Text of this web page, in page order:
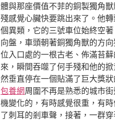
體與那座價值不菲的銅製獨角
殘感覺心臟快要跳出來了。他
個異類，它的三號車位始終空
向盤，車頭朝著銅獨角獸的方
位入口處的一根古老、佈滿苔
來，瞬間吞噬了何手殘和他的
然垂直停在一個貼滿了巨大獎
包養網周圍不再是熟悉的城市
機變化的，有時感覺很重，有
了刺耳的剎車聲，接著，一群